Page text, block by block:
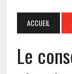
ACCUEIL
Le